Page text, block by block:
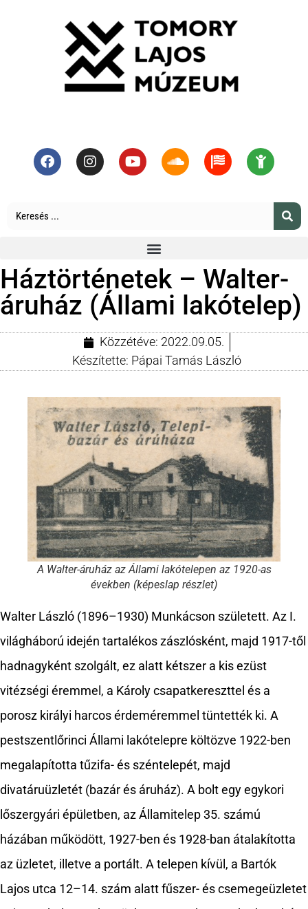
Háztörténetek – Walter-
áruház (Állami lakótelep)
Közzétéve: 2022.09.05.
Készítette: Pápai Tamás László
A Walter-áruház az Állami lakótelepen az 1920-as
években (képeslap részlet)
Walter László (1896–1930) Munkácson született. Az I.
világháború idején tartalékos zászlósként, majd 1917-től
hadnagyként szolgált, ez alatt kétszer a kis ezüst
vitézségi éremmel, a Károly csapatkereszttel és a
porosz királyi harcos érdeméremmel tüntették ki. A
pestszentlőrinci Állami lakótelepre költözve 1922-ben
megalapította tűzifa- és széntelepét, majd
divatáruüzletét (bazár és áruház). A bolt egy egykori
lőszergyári épületben, az Államitelep 35. számú
házában működött, 1927-ben és 1928-ban átalakította
az üzletet, illetve a portált. A telepen kívül, a Bartók
Lajos utca 12–14. szám alatt fűszer- és csemegeüzletet